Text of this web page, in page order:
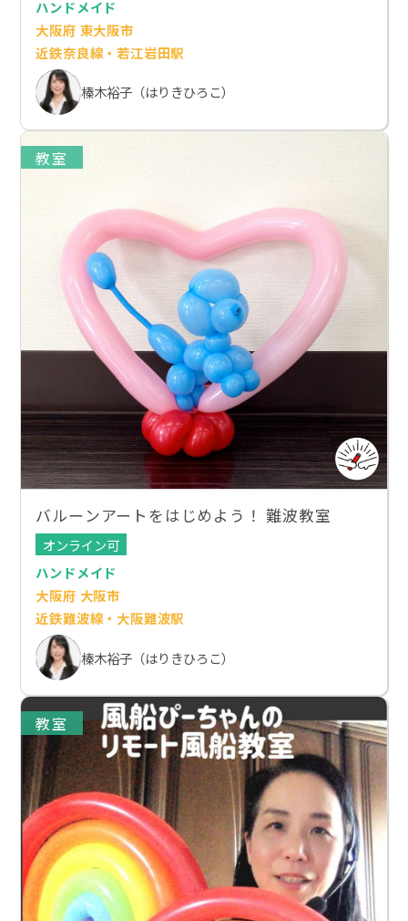
ハンドメイド
大阪府 東大阪市
近鉄奈良線・若江岩田駅
榛木裕子（はりきひろこ）
教室
バルーンアートをはじめよう！ 難波教室
オンライン可
ハンドメイド
大阪府 大阪市
近鉄難波線・大阪難波駅
榛木裕子（はりきひろこ）
教室